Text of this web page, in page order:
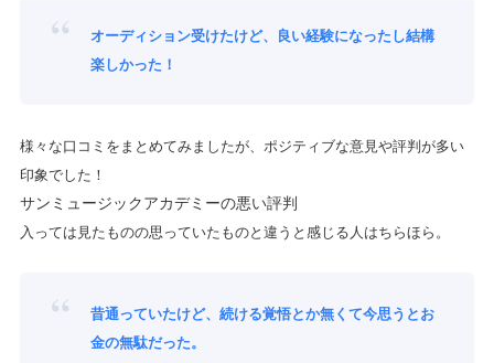
オーディション受けたけど、良い経験になったし結構
楽しかった！
様々な口コミをまとめてみましたが、 ポジティブな意見や評判が多い
印象でした！
サンミュージックアカデミーの悪い評判
入っては見たものの思っていたものと違うと感じる人はちらほら。
昔通っていたけど、続ける覚悟とか無くて今思うとお
金の無駄だった。